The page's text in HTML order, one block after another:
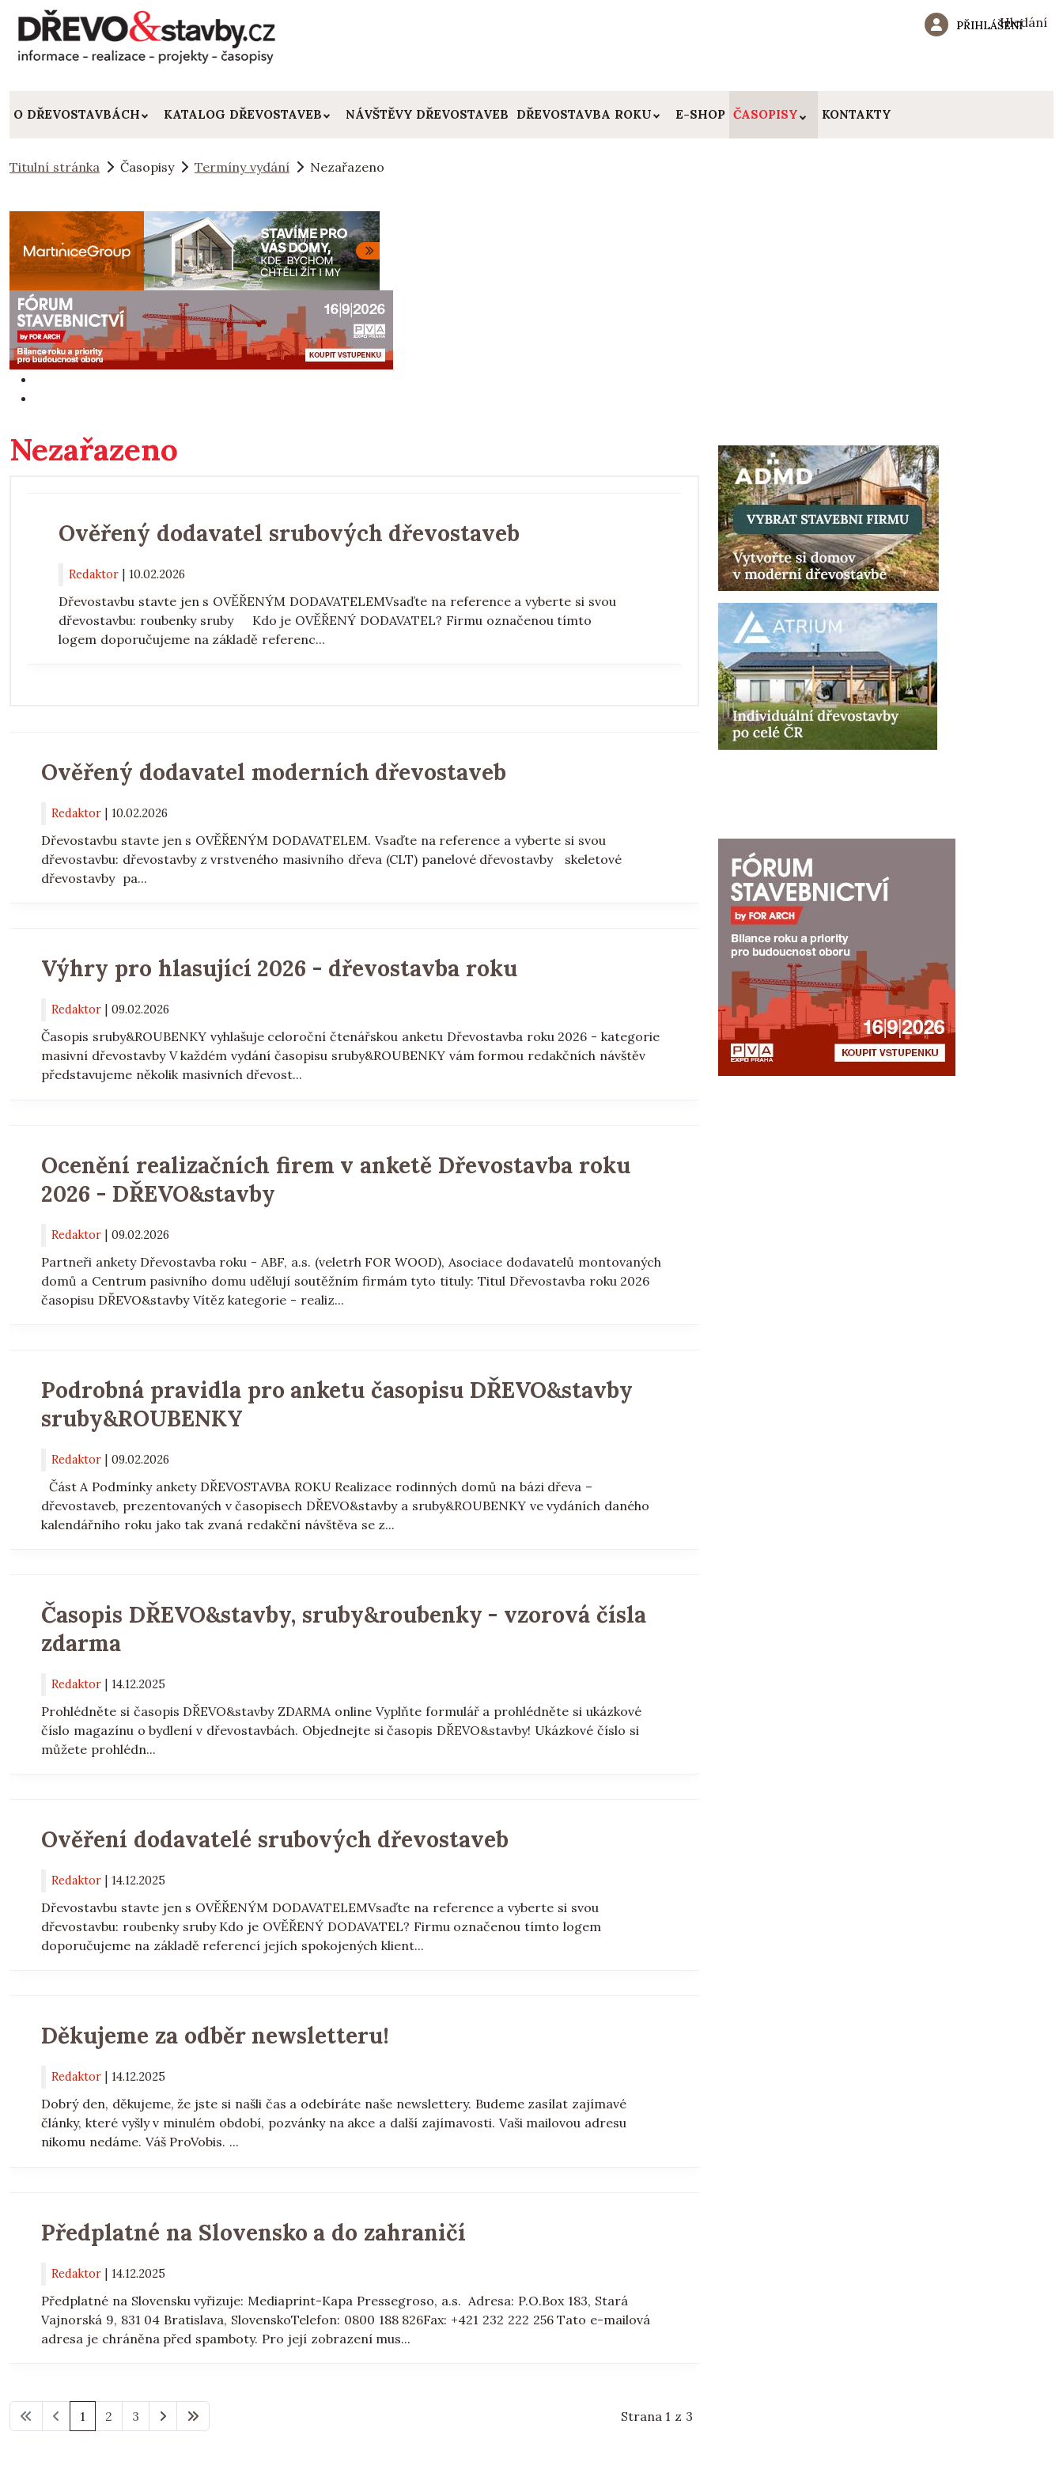
Hledání
PŘIHLÁŠENÍ
O DŘEVOSTAVBÁCH KATALOG DŘEVOSTAVEB NÁVŠTĚVY DŘEVOSTAVEB DŘEVOSTAVBA ROKU E-SHOP ČASOPISY KONTAKTY
Titulní stránka Časopisy Termíny vydání Nezařazeno
Nezařazeno
Ověřený dodavatel srubových dřevostaveb
Redaktor 10.02.2026
Dřevostavbu stavte jen s OVĚŘENÝM DODAVATELEMVsaďte na reference a vyberte si svou
dřevostavbu: roubenky sruby Kdo je OVĚŘENÝ DODAVATEL? Firmu označenou tímto
logem doporučujeme na základě referenc...
Ověřený dodavatel moderních dřevostaveb
Redaktor 10.02.2026
Dřevostavbu stavte jen s OVĚŘENÝM DODAVATELEM. Vsaďte na reference a vyberte si svou
dřevostavbu: dřevostavby z vrstveného masivního dřeva (CLT) panelové dřevostavby skeletové
dřevostavby pa...
Výhry pro hlasující 2026 - dřevostavba roku
Redaktor 09.02.2026
Časopis sruby&ROUBENKY vyhlašuje celoroční čtenářskou anketu Dřevostavba roku 2026 - kategorie
masivní dřevostavby V každém vydání časopisu sruby&ROUBENKY vám formou redakčních návštěv
představujeme několik masivních dřevost...
Ocenění realizačních firem v anketě Dřevostavba roku
2026 - DŘEVO&stavby
Redaktor 09.02.2026
Partneři ankety Dřevostavba roku - ABF, a.s. (veletrh FOR WOOD), Asociace dodavatelů montovaných
domů a Centrum pasivního domu udělují soutěžním firmám tyto tituly: Titul Dřevostavba roku 2026
časopisu DŘEVO&stavby Vítěz kategorie - realiz...
Podrobná pravidla pro anketu časopisu DŘEVO&stavby
sruby&ROUBENKY
Redaktor 09.02.2026
Část A Podmínky ankety DŘEVOSTAVBA ROKU Realizace rodinných domů na bázi dřeva –
dřevostaveb, prezentovaných v časopisech DŘEVO&stavby a sruby&ROUBENKY ve vydáních daného
kalendářního roku jako tak zvaná redakční návštěva se z...
Časopis DŘEVO&stavby, sruby&roubenky - vzorová čísla
zdarma
Redaktor 14.12.2025
Prohlédněte si časopis DŘEVO&stavby ZDARMA online Vyplňte formulář a prohlédněte si ukázkové
číslo magazínu o bydlení v dřevostavbách. Objednejte si časopis DŘEVO&stavby! Ukázkové číslo si
můžete prohlédn...
Ověření dodavatelé srubových dřevostaveb
Redaktor 14.12.2025
Dřevostavbu stavte jen s OVĚŘENÝM DODAVATELEMVsaďte na reference a vyberte si svou
dřevostavbu: roubenky sruby Kdo je OVĚŘENÝ DODAVATEL? Firmu označenou tímto logem
doporučujeme na základě referencí jejích spokojených klient...
Děkujeme za odběr newsletteru!
Redaktor 14.12.2025
Dobrý den, děkujeme, že jste si našli čas a odebíráte naše newslettery. Budeme zasílat zajímavé
články, které vyšly v minulém období, pozvánky na akce a další zajímavosti. Vaši mailovou adresu
nikomu nedáme. Váš ProVobis. ...
Předplatné na Slovensko a do zahraničí
Redaktor 14.12.2025
Předplatné na Slovensku vyřizuje: Mediaprint-Kapa Pressegroso, a.s. Adresa: P.O.Box 183, Stará
Vajnorská 9, 831 04 Bratislava, SlovenskoTelefon: 0800 188 826Fax: +421 232 222 256 Tato e-mailová
adresa je chráněna před spamboty. Pro její zobrazení mus...
Strana 1 z 3
1 2 3